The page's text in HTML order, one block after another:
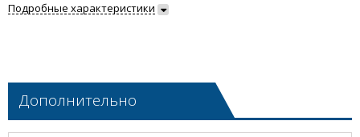
Подробные характеристики
Дополнительно